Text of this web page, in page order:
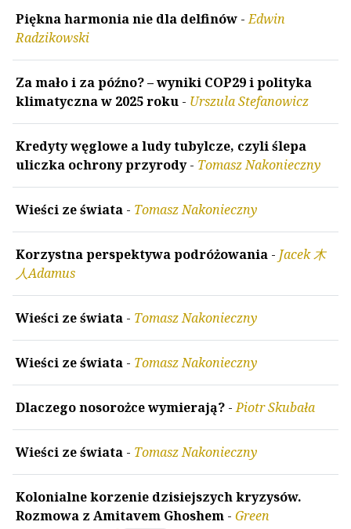
Piękna harmonia nie dla delfinów -Edwin
Radzikowski
Za mało i za późno? – wyniki COP29 i polityka
klimatyczna w 2025 roku - Urszula Stefanowicz
Kredyty węglowe a ludy tubylcze, czyli ślepa
uliczka ochrony przyrody- Tomasz Nakonieczny
Wieści ze świata - Tomasz Nakonieczny
Korzystna perspektywa podróżowania - Jacek 木
人Adamus
Wieści ze świata - Tomasz Nakonieczny
Wieści ze świata - Tomasz Nakonieczny
Dlaczego nosorożce wymierają? -Piotr Skubała
Wieści ze świata - Tomasz Nakonieczny
Kolonialne korzenie dzisiejszych kryzysów.
Rozmowa z Amitavem Ghoshem - Green